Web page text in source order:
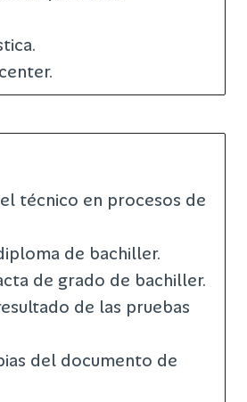
técnico en procesos de
de bachiller.
de grado de bachiller.
de las pruebas
del documento de